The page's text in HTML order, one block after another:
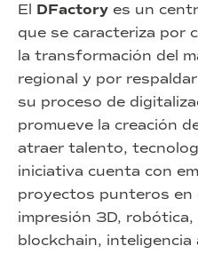
El DFactory es un
que se caracteriza por
la transformación del
regional y por
su proceso de
promueve la creación
atraer talento,
iniciativa cuenta con
proyectos punteros en
impresión 3D,
blockchain,